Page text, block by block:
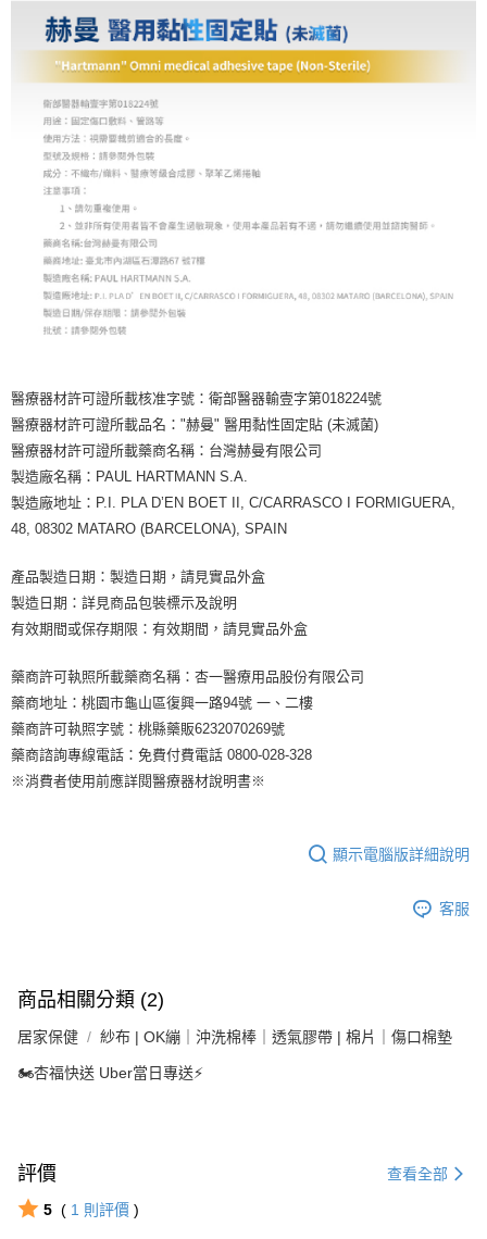
醫療器材許可證所載核准字號：衛部醫器輸壹字第018224號
醫療器材許可證所載品名："赫曼" 醫用黏性固定貼 (未滅菌)
醫療器材許可證所載藥商名稱：台灣赫曼有限公司
製造廠名稱：PAUL HARTMANN S.A.
製造廠地址：P.I. PLA D’EN BOET II, C/CARRASCO I FORMIGUERA,
48, 08302 MATARO (BARCELONA), SPAIN
產品製造日期：製造日期，請見實品外盒
製造日期：詳見商品包裝標示及說明
有效期間或保存期限：有效期間，請見實品外盒
藥商許可執照所載藥商名稱：杏一醫療用品股份有限公司
藥商地址：桃園市龜山區復興一路94號 一、二樓
藥商許可執照字號：桃縣藥販6232070269號
藥商諮詢專線電話：免費付費電話 0800-028-328
※消費者使用前應詳閱醫療器材說明書※
顯示電腦版詳細說明
客服
商品相關分類 (2)
居家保健 紗布 | OK繃｜沖洗棉棒｜透氣膠帶 | 棉片｜傷口棉墊
🏍杏福快送 Uber當日專送⚡️
評價 查看全部
5 ( 1 則評價 )